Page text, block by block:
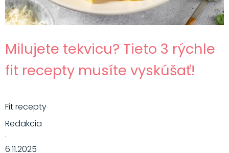
Milujete tekvicu? Tieto 3 rýchle
fit recepty musíte vyskúšať!
Fit recepty
Redakcia
·
6.11.2025